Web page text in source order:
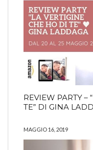
REVIEW PARTY –
TE” DI GINA
MAGGIO 16, 2019